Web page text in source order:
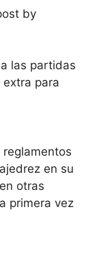
by
las partidas
para
reglamentos
en su
otras
primera vez